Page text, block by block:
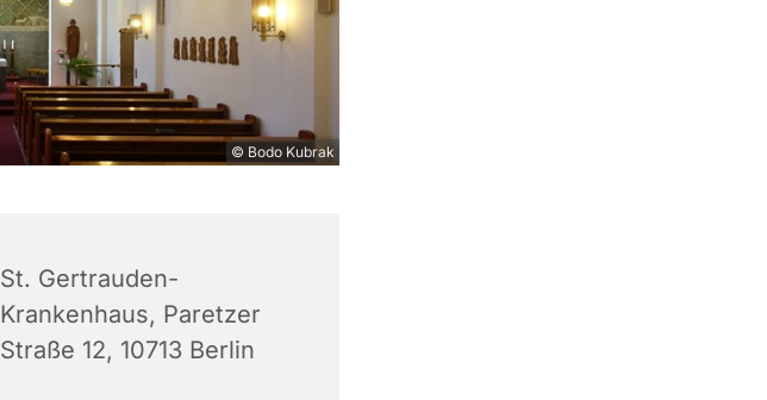
© Bodo Kubrak
St. Gertrauden-
Krankenhaus, Paretzer
Straße 12, 10713 Berlin